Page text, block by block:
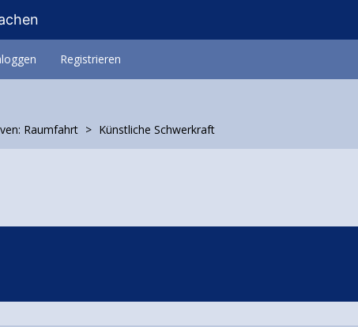
Registrieren
Raumfahrt Künstliche Schwerkraft